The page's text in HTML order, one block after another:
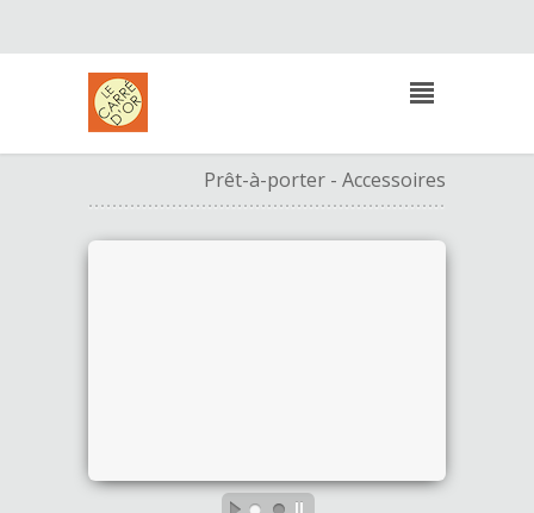
LE TANNEUR
Prêt-à-porter - Accessoires